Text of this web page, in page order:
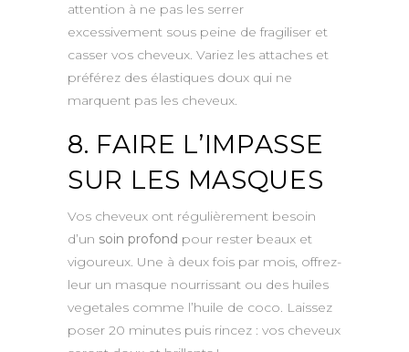
attention à ne pas les serrer
excessivement sous peine de fragiliser et
casser vos cheveux. Variez les attaches et
préférez des élastiques doux qui ne
marquent pas les cheveux.
8. FAIRE L’IMPASSE
SUR LES MASQUES
Vos cheveux ont régulièrement besoin
d’un soin profond pour rester beaux et
vigoureux. Une à deux fois par mois, offrez-
leur un masque nourrissant ou des huiles
vegetales comme l’huile de coco. Laissez
poser 20 minutes puis rincez : vos cheveux